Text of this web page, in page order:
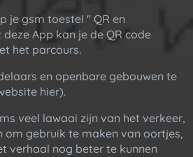
je gsm toestel " QR en
App kan je de QR code
het parcours.
en openbare gebouwen te
hier).
veel lawaai zijn van het verkeer,
gebruik te maken van oortjes,
verhaal nog beter te kunnen